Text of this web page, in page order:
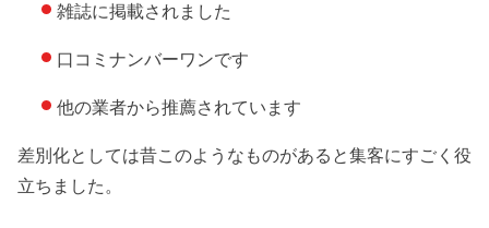
雑誌に掲載されました
口コミナンバーワンです
他の業者から推薦されています
差別化としては昔このようなものがあると集客にすごく役
立ちました。